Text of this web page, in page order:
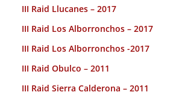
III Raid Llucanes – 2017
III Raid Los Alborronchos – 2017
III Raid Los Alborronchos -2017
III Raid Obulco – 2011
III Raid Sierra Calderona – 2011